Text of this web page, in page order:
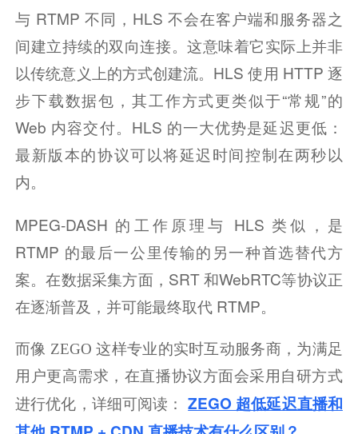
与 RTMP 不同，HLS 不会在客户端和服务器之
间建立持续的双向连接。这意味着它实际上并非
以传统意义上的方式创建流。HLS 使用 HTTP 逐
步下载数据包，其工作方式更类似于“常规”的
Web 内容交付。HLS 的一大优势是延迟更低：
最新版本的协议可以将延迟时间控制在两秒以
内。
MPEG-DASH 的工作原理与 HLS 类似，是
RTMP 的最后一公里传输的另一种首选替代方
案。在数据采集方面，SRT 和WebRTC等协议正
在逐渐普及，并可能最终取代 RTMP。
而像 ZEGO 这样专业的实时互动服务商，为满足
用户更高需求，在直播协议方面会采用自研方式
进行优化，详细可阅读：
ZEGO 超低延迟直播和